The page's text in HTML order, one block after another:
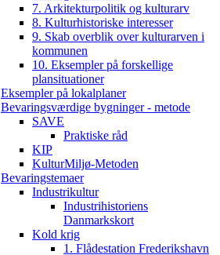
7. Arkitekturpolitik og kulturarv
8. Kulturhistoriske interesser
9. Skab overblik over kulturarven i
kommunen
10. Eksempler på forskellige
plansituationer
Eksempler på lokalplaner
Bevaringsværdige bygninger - metode
SAVE
Praktiske råd
KIP
KulturMiljø-Metoden
Bevaringstemaer
Industrikultur
Industrihistoriens
Danmarkskort
Kold krig
1. Flådestation Frederikshavn